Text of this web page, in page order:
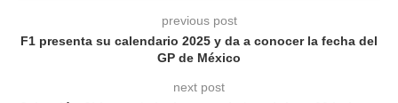
previous post
F1 presenta su calendario 2025 y da a conocer la fecha del
GP de México
next post